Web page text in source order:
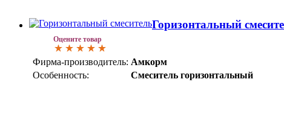
Оцените товар
Горизонтальный
Фирма-производитель: Амкорм
Особенность:
Смеситель горизонтальный